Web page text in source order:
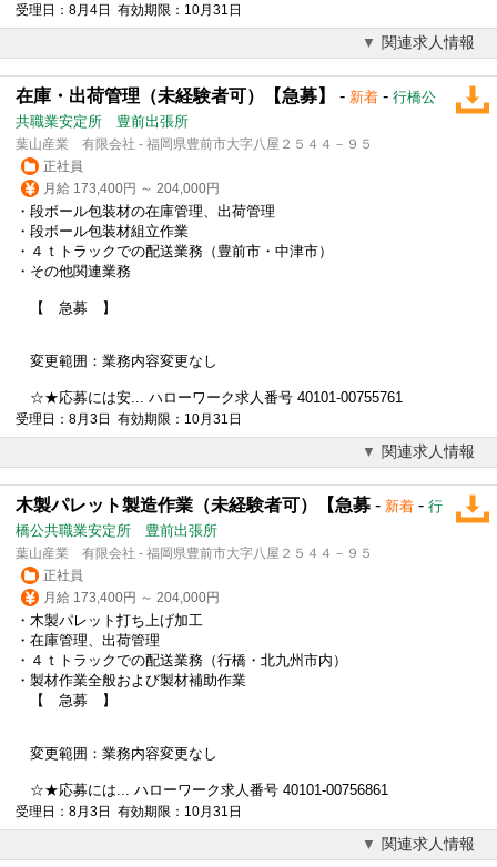
受理日：8月4日 有効期限：10月31日
関連求人情報
在庫・出荷管理（未経験者可）【急募】 - 新着 - 行橋公
共職業安定所 豊前出張所
葉山産業 有限会社 - 福岡県豊前市大字八屋２５４４－９５
正社員
月給 173,400円 ～ 204,000円
・段ボール包装材の在庫管理、出荷管理
・段ボール包装材組立作業
・４ｔトラックでの配送業務（豊前市・中津市）
・その他関連業務
【 急募 】
変更範囲：業務内容変更なし
☆★応募には安... ハローワーク求人番号 40101-00755761
受理日：8月3日 有効期限：10月31日
関連求人情報
木製パレット製造作業（未経験者可）【急募 - 新着 - 行
橋公共職業安定所 豊前出張所
葉山産業 有限会社 - 福岡県豊前市大字八屋２５４４－９５
正社員
月給 173,400円 ～ 204,000円
・木製パレット打ち上げ加工
・在庫管理、出荷管理
・４ｔトラックでの配送業務（行橋・北九州市内）
・製材作業全般および製材補助作業
【 急募 】
変更範囲：業務内容変更なし
☆★応募には... ハローワーク求人番号 40101-00756861
受理日：8月3日 有効期限：10月31日
関連求人情報